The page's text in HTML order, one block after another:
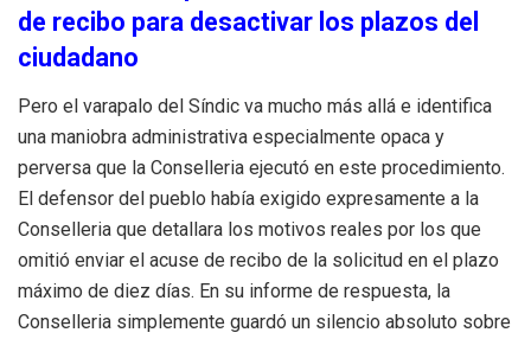
de recibo para desactivar los plazos del
ciudadano
Pero el varapalo del Síndic va mucho más allá e identifica
una maniobra administrativa especialmente opaca y
perversa que la Conselleria ejecutó en este procedimiento.
El defensor del pueblo había exigido expresamente a la
Conselleria que detallara los motivos reales por los que
omitió enviar el acuse de recibo de la solicitud en el plazo
máximo de diez días. En su informe de respuesta, la
Conselleria simplemente guardó un silencio absoluto sobre